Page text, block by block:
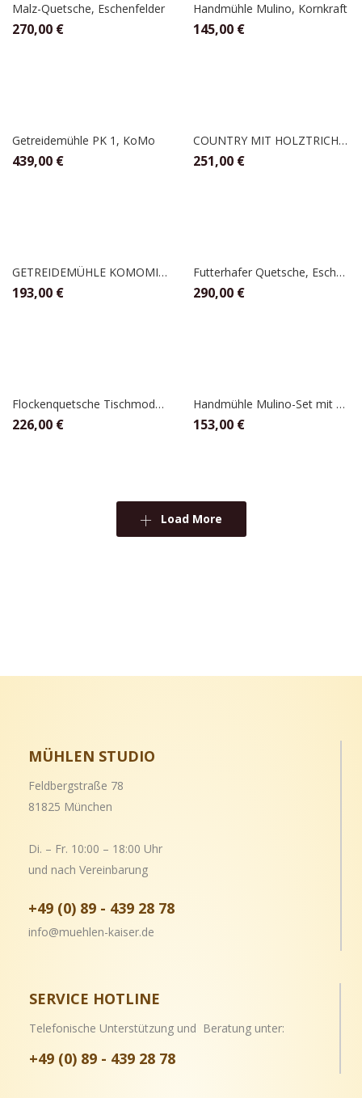
Malz-Quetsche, Eschenfelder
270,00 €
Handmühle Mulino, Kornkraft
145,00 €
Getreidemühle PK 1, KoMo
439,00 €
COUNTRY MIT HOLZTRICHTER,SCHNITZER
251,00 €
GETREIDEMÜHLE KOMOMIO ECO, Komo
193,00 €
Futterhafer Quetsche, Eschenfelder
290,00 €
Flockenquetsche Tischmodell mit Holztrichter Nussbaum, Eschenfelder
226,00 €
Handmühle Mulino-Set mit 2 Tischklammern, Kornkraft
153,00 €
Load More
MÜHLEN STUDIO
Feldbergstraße 78
81825 München
Di. – Fr. 10:00 – 18:00 Uhr
und nach Vereinbarung
+49 (0) 89 - 439 28 78
info@muehlen-kaiser.de
SERVICE HOTLINE
Telefonische Unterstützung und Beratung unter:
+49 (0) 89 - 439 28 78